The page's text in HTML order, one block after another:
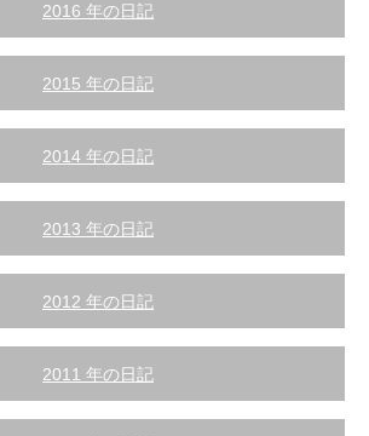
2016 年の日記
2015 年の日記
2014 年の日記
2013 年の日記
2012 年の日記
2011 年の日記